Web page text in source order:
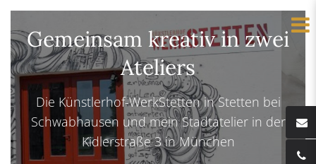
Gemeinsam kreativ in zwei
Ateliers
Die Künstlerhof-WerkStetten in Stetten bei
Schwabhausen und mein Stadtatelier in der
Kidlerstraße 3 in München